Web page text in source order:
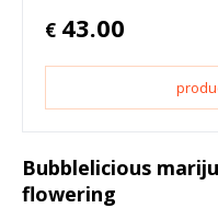
€ 43.00
Bubblelicious
flowering